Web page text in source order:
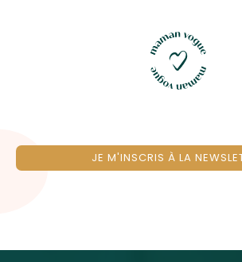
JE M'INSCRIS À LA